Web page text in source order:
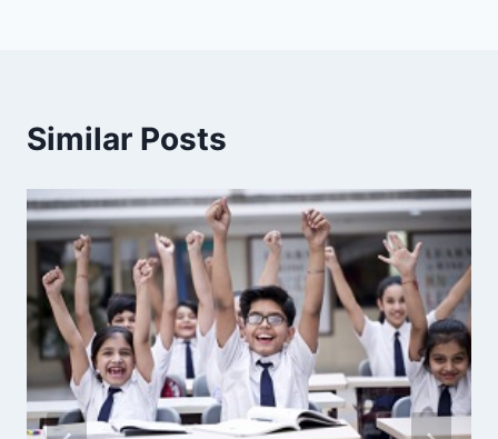
Similar Posts